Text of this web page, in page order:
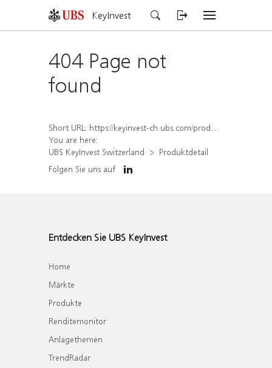
KeyInvest
404 Page not
found
Short URL: https://keyinvest-ch.ubs.com/produkt/detail/index/isin/CH1570499215
You are here:
UBS KeyInvest Switzerland
Produktdetail
Folgen Sie uns auf
Entdecken Sie UBS KeyInvest
Home
Märkte
Produkte
Renditemonitor
Anlagethemen
TrendRadar